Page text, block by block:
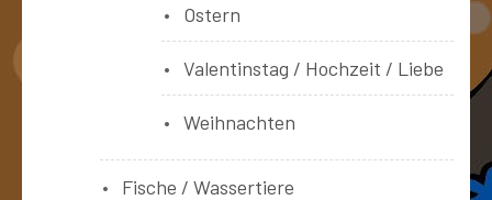
Ostern
Valentinstag / Hochzeit / Liebe
Weihnachten
Fische / Wassertiere